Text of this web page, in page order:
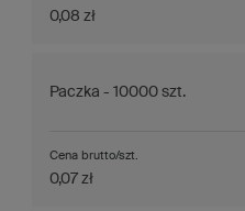
0,08 zł
Paczka - 10000 szt.
Cena brutto/szt.
0,07 zł